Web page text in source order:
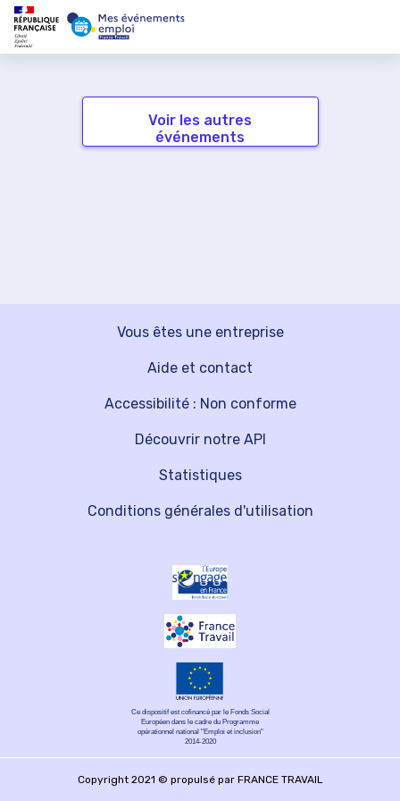
Voir les autres
événements
Vous êtes une entreprise
Découvrir notre API
Aide et contact
Statistiques
Accessibilité : Non conforme
Conditions générales d'utilisation
Ce dispositif est cofinancé par le Fonds Social
Européen dans le cadre du Programme
opérationnel national "Emploi et inclusion"
2014-2020
Copyright 2021 © propulsé par FRANCE TRAVAIL